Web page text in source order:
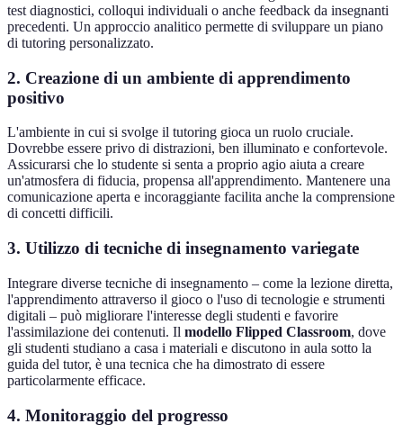
test diagnostici, colloqui individuali o anche feedback da insegnanti
precedenti. Un approccio analitico permette di sviluppare un piano
di tutoring personalizzato.
2. Creazione di un ambiente di apprendimento
positivo
L'ambiente in cui si svolge il tutoring gioca un ruolo cruciale.
Dovrebbe essere privo di distrazioni, ben illuminato e confortevole.
Assicurarsi che lo studente si senta a proprio agio aiuta a creare
un'atmosfera di fiducia, propensa all'apprendimento. Mantenere una
comunicazione aperta e incoraggiante facilita anche la comprensione
di concetti difficili.
3. Utilizzo di tecniche di insegnamento variegate
Integrare diverse tecniche di insegnamento – come la lezione diretta,
l'apprendimento attraverso il gioco o l'uso di tecnologie e strumenti
digitali – può migliorare l'interesse degli studenti e favorire
l'assimilazione dei contenuti. Il modello Flipped Classroom, dove
gli studenti studiano a casa i materiali e discutono in aula sotto la
guida del tutor, è una tecnica che ha dimostrato di essere
particolarmente efficace.
4. Monitoraggio del progresso